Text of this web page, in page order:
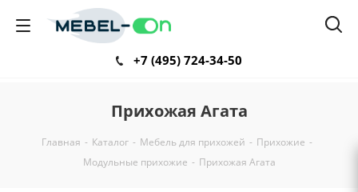
+7 (495) 724-34-50
Прихожая Агата
Главная - Каталог - Мебель для прихожей - Прихожие -
Модульные прихожие - Прихожая Агата